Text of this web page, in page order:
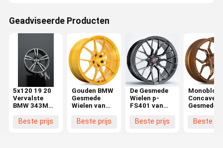
Geadviseerde Producten
5x120 19 20
Vervalste
BMW 343M
Velgen Te
Beste prijs
Gouden BMW
Gesmede
Wielen van
Kanan
Beste prijs
De Gesmede
Wielen p-
FS401 van
JCBeste prijs
Monoblock
Concave
Gesmede
Beste